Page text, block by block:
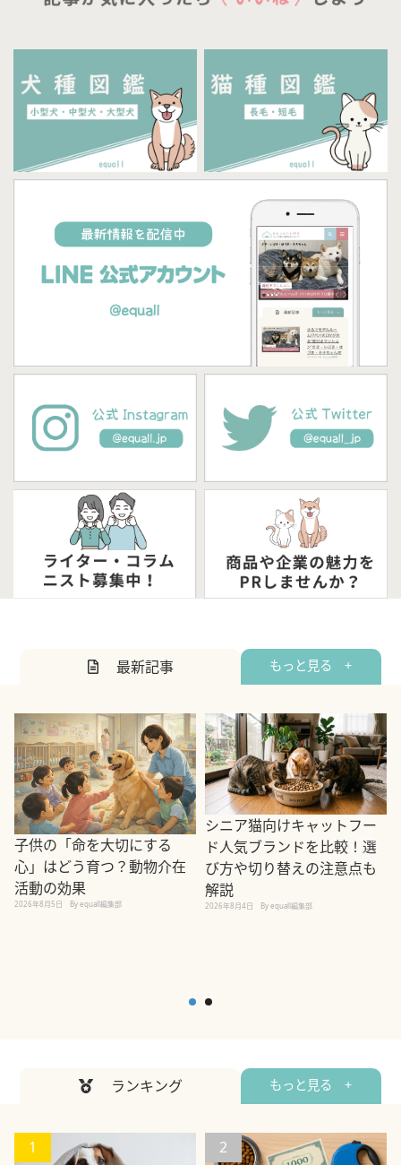
最新記事 もっと見る +
子供の「命を大切にする
心」はどう育つ？動物介在
活動の効果
2026年8月5日 By equall編集部
シニア猫向けキャットフー
ド人気ブランドを比較！選
び方や切り替えの注意点も
解説
2026年8月4日 By equall編集部
ランキング もっと見る +
1 2